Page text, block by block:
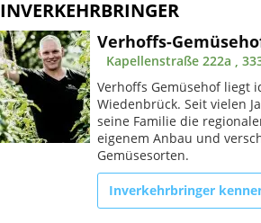
INVERKEHRBRINGER
Verhoffs-
Kapellenstraße 222a ,
Verhoffs Gemüsehof liegt
Wiedenbrück. Seit vielen
seine Familie die
eigenem Anbau und
Gemüsesorten.
Inverkehrbringer